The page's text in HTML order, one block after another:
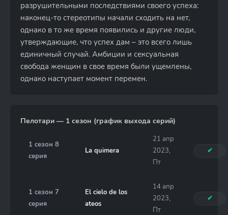
разрушительными последствиями своего успеха:
наконец-то стереотипы начали сходить на нет,
однако в то же время появились и другие люди,
утверждающие, что успех дам – это всего лишь
единичный случай. Амбиции и сексуальная
свобода женщин в свое время были ущемлены,
однако наступает момент перемен.
Пелотари — 1 сезон (график выхода серий)
1 сезон 8
серия
La quimera
21 апр
2023,
Пт
✔
1 сезон 7
серия
El cielo de los
ateos
14 апр
2023,
Пт
✔